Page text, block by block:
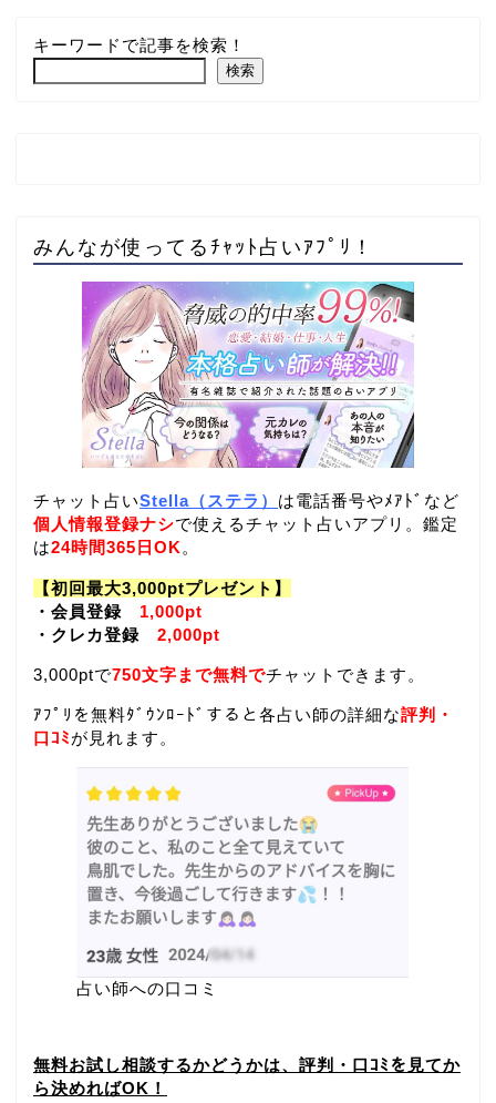
キーワードで記事を検索！
検索
みんなが使ってるﾁｬｯﾄ占いｱﾌﾟﾘ！
チャット占いStella（ステラ） は電話番号やﾒｱﾄﾞなど
個人情報登録ナシで使えるチャット占いアプリ。鑑定
は24時間365日OK。
【初回最大3,000ptプレゼント】
・会員登録 1,000pt
・クレカ登録 2,000pt
3,000ptで750文字まで無料でチャットできます。
ｱﾌﾟﾘを無料ﾀﾞｳﾝﾛｰﾄﾞすると各占い師の詳細な評判・
口ｺﾐが見れます。
占い師への口コミ
無料お試し相談するかどうかは、評判・口ｺﾐを見てか
ら決めればOK！